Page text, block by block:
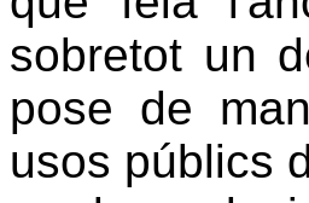
sobretot un
pose de
usos públics